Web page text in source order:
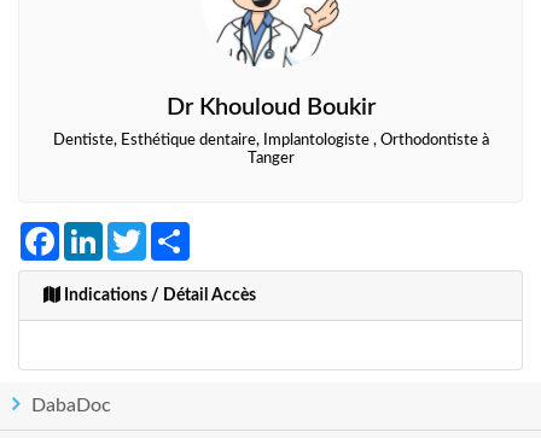
Dr Khouloud Boukir
Dentiste, Esthétique dentaire, Implantologiste , Orthodontiste à
Tanger
FacebookLinkedInTwitter
Indications / Détail Accès
DabaDoc